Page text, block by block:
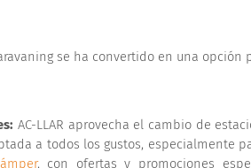
se ha convertido en una opción
AC-LLAR aprovecha el cambio de
a todos los gustos, especialmente
, con ofertas y promociones